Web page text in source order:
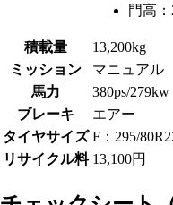
門高：
積載量
13,200kg
ミッション
マニュア
馬力
380ps/279kw
ブレーキ
エアー
タイヤサイズ F：295/
リサイクル料 13,100円